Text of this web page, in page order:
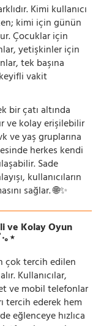
Kimi kullanıcı
kimi için günün
Çocuklar için
yetişkinler için
tek başına
vakit
bir çatı altında
ve kolay erişilebilir
ve yaş gruplarına
herkes kendi
Sade
kullanıcıların
sağlar. 🌐✨
ve Kolay Oyun
｡⋆
çok tercih edilen
Kullanıcılar,
ve mobil telefonlar
tercih ederek hem
eğlenceye hızlıca